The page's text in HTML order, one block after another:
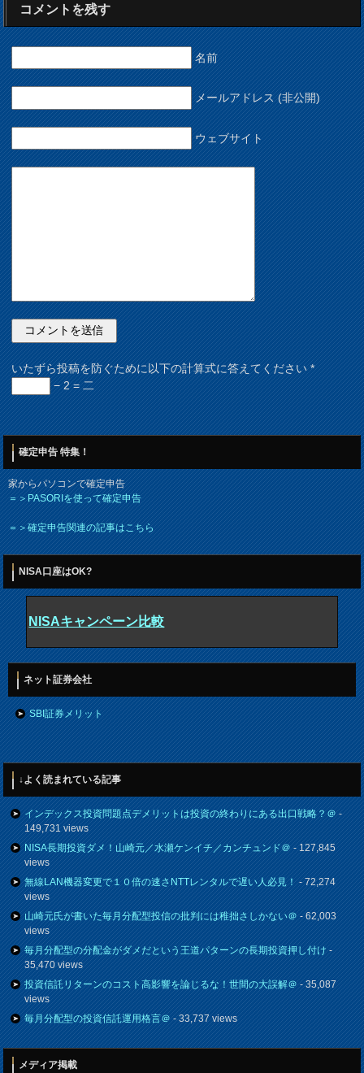
コメントを残す
名前
メールアドレス (非公開)
ウェブサイト
いたずら投稿を防ぐために以下の計算式に答えてください*
− 2 = 二
確定申告 特集！
家からパソコンで確定申告
＝＞PASORIを使って確定申告
＝＞確定申告関連の記事はこちら
NISA口座はOK?
NISAキャンペーン比較
ネット証券会社
SBI証券メリット
↓よく読まれている記事
インデックス投資問題点デメリットは投資の終わりにある出口戦略？＠-
149,731 views
NISA長期投資ダメ！山崎元／水瀬ケンイチ／カンチュンド＠- 127,845
views
無線LAN機器変更で１０倍の速さNTTレンタルで遅い人必見！- 72,274
views
山崎元氏が書いた毎月分配型投信の批判には稚拙さしかない＠- 62,003
views
毎月分配型の分配金がダメだという王道パターンの長期投資押し付け-
35,470 views
投資信託リターンのコスト高影響を論じるな！世間の大誤解＠- 35,087
views
毎月分配型の投資信託運用格言＠- 33,737 views
メディア掲載